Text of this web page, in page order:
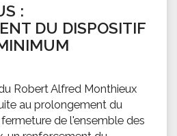
:
DU DISPOSITIF
Robert Alfred Monthieux
au prolongement du
de l'ensemble des